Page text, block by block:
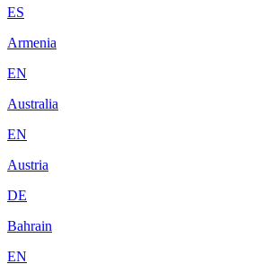
ES
Armenia
EN
Australia
EN
Austria
DE
Bahrain
EN